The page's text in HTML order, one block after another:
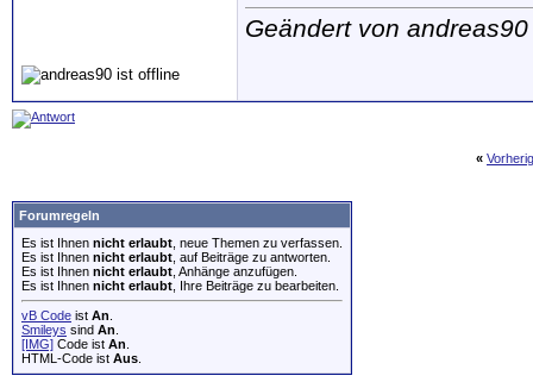
Geändert von
«
Forumregeln
Es ist Ihnen nicht erlaubt , neue Themen zu verfassen.
Es ist Ihnen nicht erlaubt , auf Beiträge zu antworten.
Es ist Ihnen nicht erlaubt , Anhänge anzufügen.
Es ist Ihnen nicht erlaubt , Ihre Beiträge zu bearbeiten.
vB Code ist An
Smileys sind An
[IMG] Code ist An
HTML-Code ist Aus